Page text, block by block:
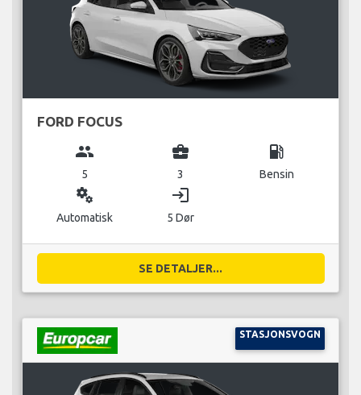
FORD FOCUS
group
5
business_center
3
local_gas_station
Bensin
miscellaneous_services
Automatisk
login
5 Dør
SE DETALJER...
STASJONSVOGN